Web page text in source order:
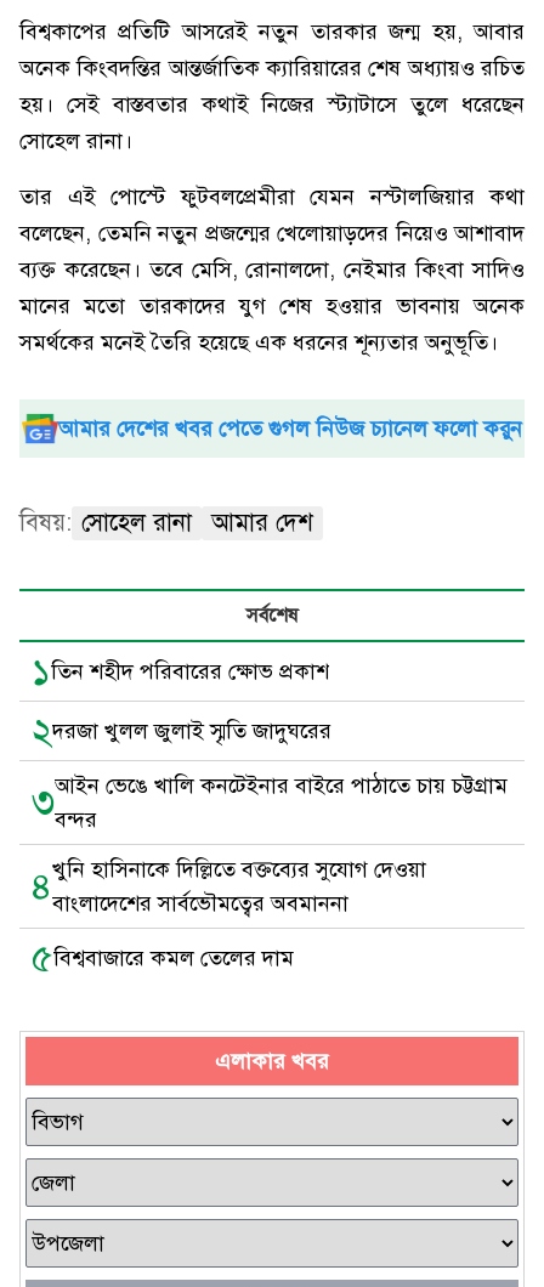
বিশ্বকাপের প্রতিটি আসরেই নতুন তারকার জন্ম হয়, আবার
অনেক কিংবদন্তির আন্তর্জাতিক ক্যারিয়ারের শেষ অধ্যায়ও রচিত
হয়। সেই বাস্তবতার কথাই নিজের স্ট্যাটাসে তুলে ধরেছেন
সোহেল রানা।
তার এই পোস্টে ফুটবলপ্রেমীরা যেমন নস্টালজিয়ার কথা
বলেছেন, তেমনি নতুন প্রজন্মের খেলোয়াড়দের নিয়েও আশাবাদ
ব্যক্ত করেছেন। তবে মেসি, রোনালদো, নেইমার কিংবা সাদিও
মানের মতো তারকাদের যুগ শেষ হওয়ার ভাবনায় অনেক
সমর্থকের মনেই তৈরি হয়েছে এক ধরনের শূন্যতার অনুভূতি।
আমার দেশের খবর পেতে গুগল নিউজ চ্যানেল ফলো করুন
বিষয়: সোহেল রানা আমার দেশ
সর্বশেষ
১তিন শহীদ পরিবারের ক্ষোভ প্রকাশ
২দরজা খুলল জুলাই স্মৃতি জাদুঘরের
৩আইন ভেঙে খালি কনটেইনার বাইরে পাঠাতে চায় চট্টগ্রাম
বন্দর
৪খুনি হাসিনাকে দিল্লিতে বক্তব্যের সুযোগ দেওয়া
বাংলাদেশের সার্বভৌমত্বের অবমাননা
৫বিশ্ববাজারে কমল তেলের দাম
এলাকার খবর